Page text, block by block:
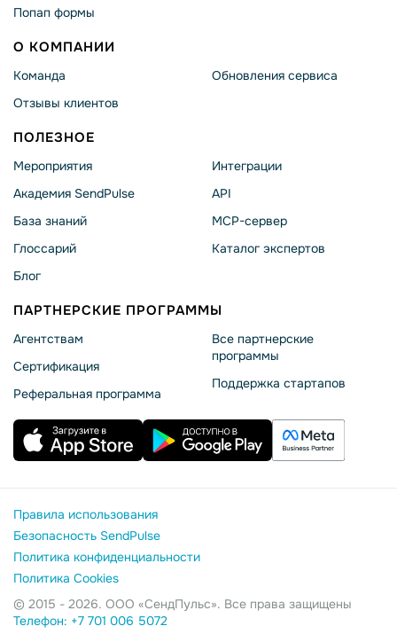
Попап формы
О КОМПАНИИ
Команда
Отзывы клиентов
Обновления сервиса
ПОЛЕЗНОЕ
Мероприятия
Академия SendPulse
База знаний
Глоссарий
Блог
Интеграции
API
MCP-сервер
Каталог экспертов
ПАРТНЕРСКИЕ ПРОГРАММЫ
Агентствам
Сертификация
Реферальная программа
Все партнерские
программы
Поддержка стартапов
Правила использования
Безопасность SendPulse
Политика конфиденциальности
Политика Cookies
© 2015 - 2026. ООО «СендПульс». Все права защищены
Телефон: +7 701 006 5072